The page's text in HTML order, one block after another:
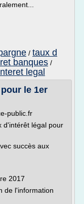
/ taux d
banques /
legal
le 1er
public.fr
d'intérêt légal pour
succès aux
2017
de l'information